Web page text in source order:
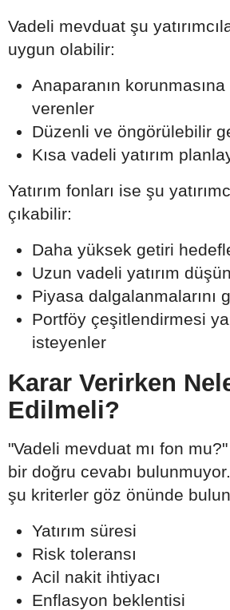
Vadeli mevduat şu
uygun olabilir:
Anaparanın
verenler
Düzenli ve öngörülebilir
Kısa vadeli yatırım
Yatırım fonları ise şu
çıkabilir:
Daha yüksek getiri
Uzun vadeli yatırım
Piyasa dalgalanmalarını
Portföy çeşitlendirmesi
isteyenler
Karar Verirken
Edilmeli?
"Vadeli mevduat mı fon
bir doğru cevabı
şu kriterler göz önünde
Yatırım süresi
Risk toleransı
Acil nakit ihtiyacı
Enflasyon beklentisi